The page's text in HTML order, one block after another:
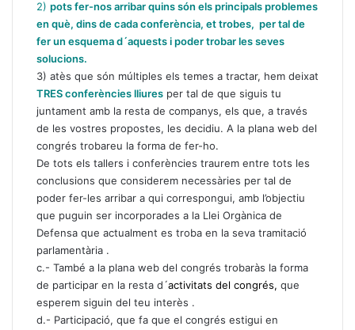
2) pots fer-nos arribar quins són els principals problemes
en què, dins de cada conferència, et trobes, per tal de
fer un esquema d´aquests i poder trobar les seves
solucions.
3) atès que són múltiples els temes a tractar, hem deixat
TRES conferències lliures per tal de que siguis tu
juntament amb la resta de companys, els que, a través
de les vostres propostes, les decidiu. A la plana web del
congrés trobareu la forma de fer-ho.
De tots els tallers i conferències traurem entre tots les
conclusions que considerem necessàries per tal de
poder fer-les arribar a qui correspongui, amb l’objectiu
que puguin ser incorporades a la Llei Orgànica de
Defensa que actualment es troba en la seva tramitació
parlamentària .
c.- També a la plana web del congrés trobaràs la forma
de participar en la resta d´activitats del congrés, que
esperem siguin del teu interès .
d.- Participació, que fa que el congrés estigui en